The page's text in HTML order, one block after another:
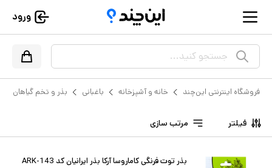
ورود
جستجو کنید...
فروشگاه اینترنتی این‌چند خانه و آشپزخانه باغبانی بذر و تخم گیاهان
فیلتر مرتب سازی
بذر توت فرنگی کاماروسا آرکا بذر ایرانیان کد ARK-143